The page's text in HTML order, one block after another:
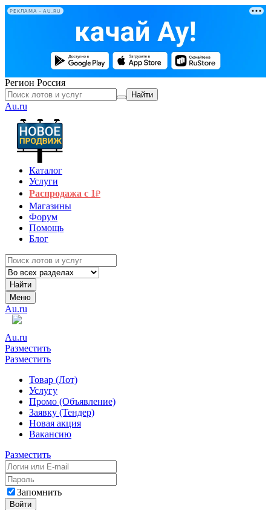
РЕКЛАМА • AU.RU
Регион Россия
Найти
Au.ru
Каталог
Услуги
Распродажа с 1₽
Магазины
Форум
Помощь
Блог
Найти
Меню
Au.ru
Au.ru
Разместить
Разместить
Товар (Лот)
Услугу
Промо (Объявление)
Заявку (Тендер)
Новая акция
Вакансию
Разместить
Запомнить
Войти